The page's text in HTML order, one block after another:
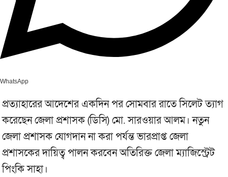
WhatsApp
প্রত্যাহারের আদেশের একদিন পর সোমবার রাতে সিলেট ত্যাগ
করেছেন জেলা প্রশাসক (ডিসি) মো. সারওয়ার আলম। নতুন
জেলা প্রশাসক যোগদান না করা পর্যন্ত ভারপ্রাপ্ত জেলা
প্রশাসকের দায়িত্ব পালন করবেন অতিরিক্ত জেলা ম্যাজিস্ট্রেট
পিংকি সাহা।